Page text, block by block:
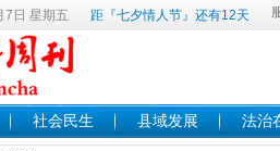
7日 星期五 距『七夕情人节』还有12天
社会民生 县域发展 法治